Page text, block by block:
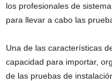
los profesionales de
para llevar a cabo las
Una de las características
capacidad para importar,
de las pruebas de